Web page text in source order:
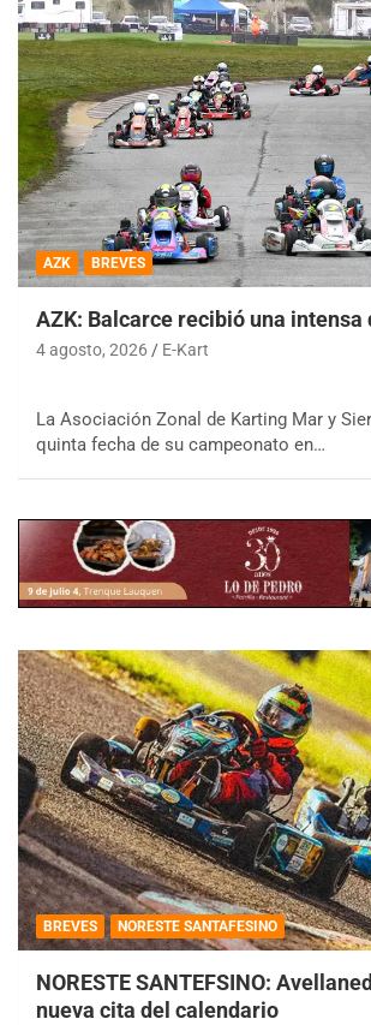
AZK BREVES
AZK: Balcarce recibió una intensa
4 agosto, 2026 E-Kart
La Asociación Zonal de Karting Mar y
quinta fecha de su campeonato en…
BREVES NORESTE SANTAFESINO
NORESTE SANTEFSINO:
nueva cita del calendario